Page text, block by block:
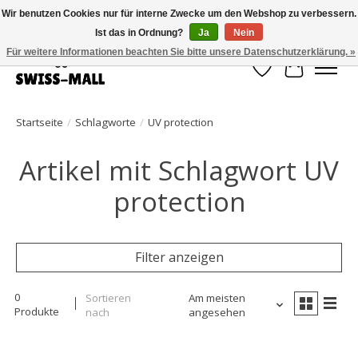
Kostenloser Versand ab CHF 250 – pünktlich und zuverlässig geliefert
Wunschzettel
Ihr
Startseite / Schlagworte / UV protection
Artikel mit Schlagwort UV
protection
Filter anzeigen
0
Produkte
Sortieren
nach
Am meisten
angesehen
Wir benutzen Cookies nur für interne Zwecke um den Webshop zu verbessern.
Ist das in Ordnung?
Ja
Nein
Für weitere Informationen beachten Sie bitte unsere Datenschutzerklärung. »